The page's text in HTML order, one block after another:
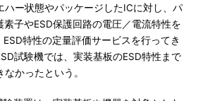
ー状態やパッケージしたICに対し、パ
素子やESD保護回路の電圧／電流特性を
特性の定量評価サービスを行ってき
試験機では、実装基板のESD特性まで
かったという。